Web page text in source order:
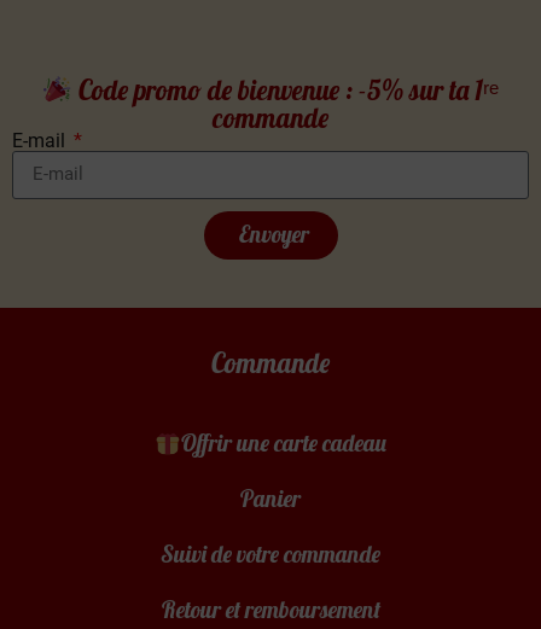
Code promo de bienvenue : -5% sur ta 1ʳᵉ
commande
E-mail
Envoyer
Commande
Offrir une carte cadeau
Panier
Suivi de votre commande
Retour et remboursement